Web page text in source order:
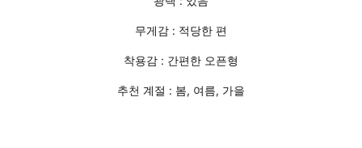
무게감 : 적당한 편
착용감 : 간편한 오픈형
추천 계절 : 봄, 여름, 가을